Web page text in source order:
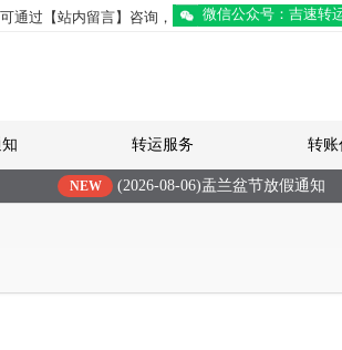
通过【站内留言】咨询， 微信公众号：吉速转
转运服务 转账
NEW (2026-08-06)盂兰盆节放假通知